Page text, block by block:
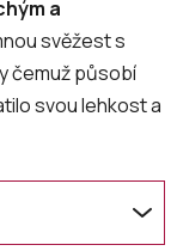
a
svěžest s
čemuž působí
svou lehkost a